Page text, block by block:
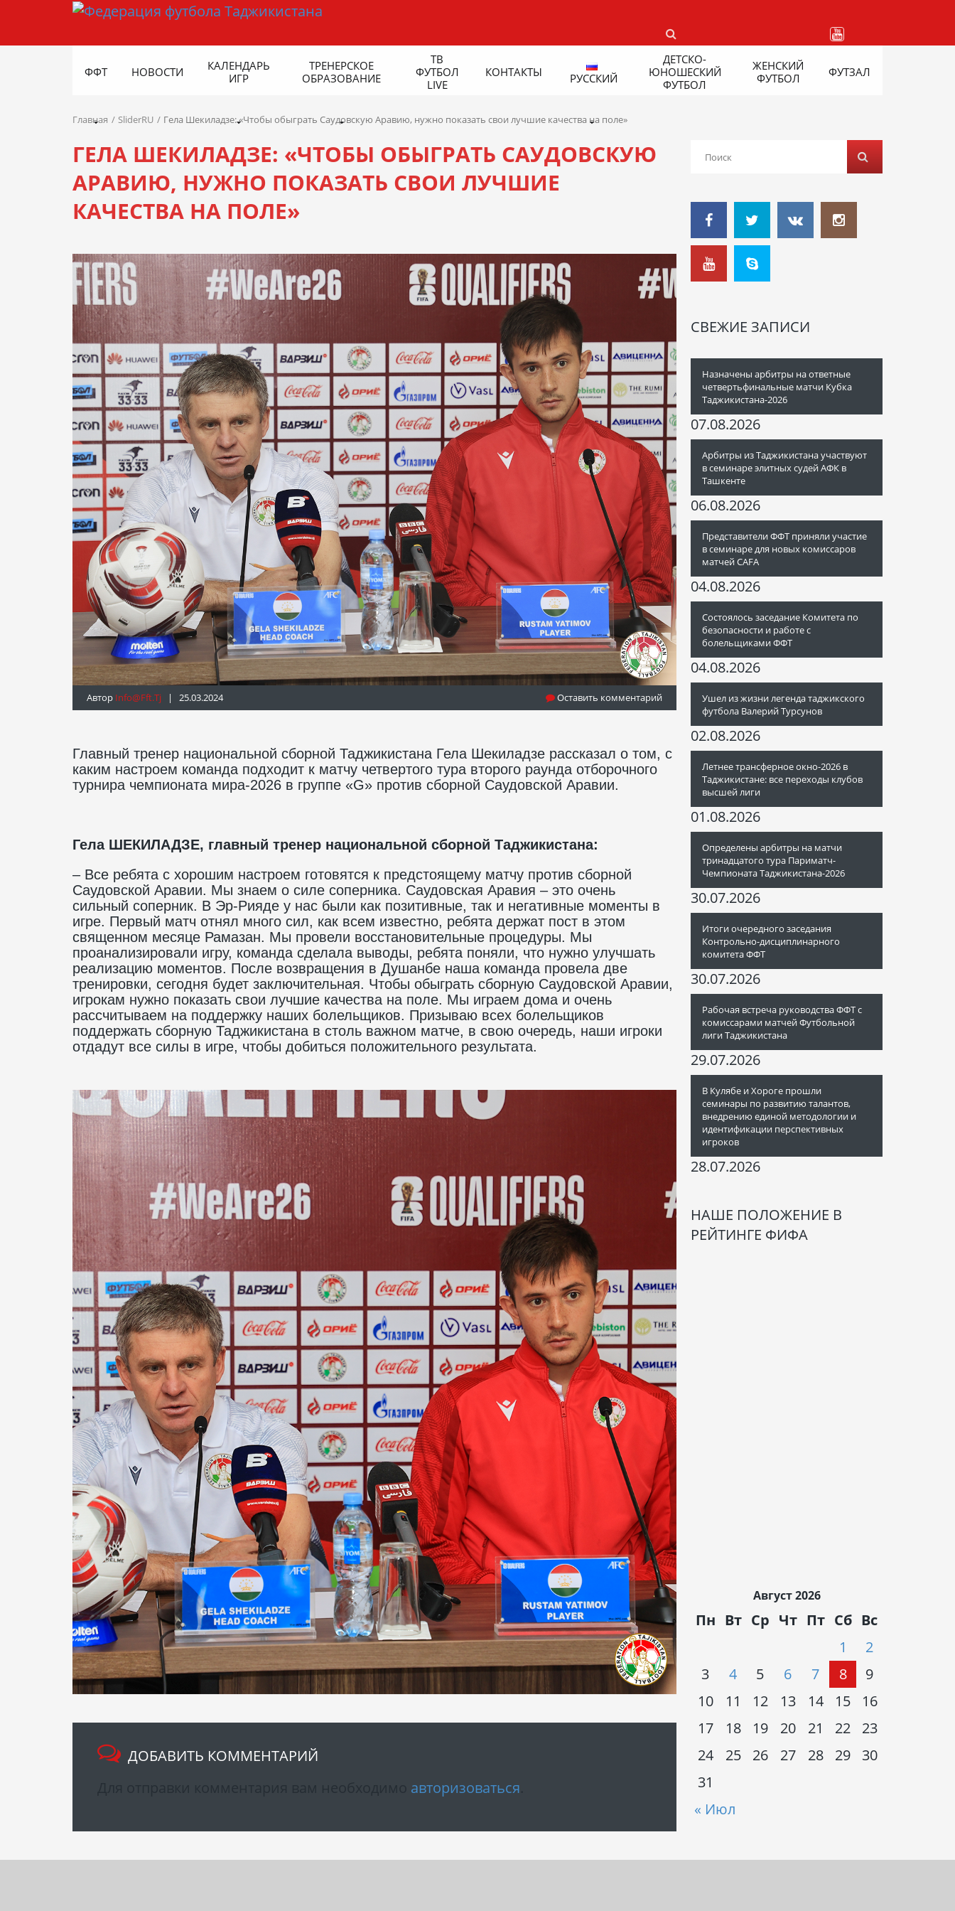
ФФТ НОВОСТИ
КАЛЕНДАРЬ
ИГР
ТРЕНЕРСКОЕ
ОБРАЗОВАНИЕ
ТВ
ФУТБОЛ
LIVE
КОНТАКТЫ РУССКИЙ
ДЕТСКО-
ЮНОШЕСКИЙ
ФУТБОЛ
ЖЕНСКИЙ
ФУТБОЛ
ФУТЗАЛ
Главная SliderRU Гела Шекиладзе: «Чтобы обыграть Саудовскую Аравию, нужно показать свои лучшие качества на поле»
ГЕЛА ШЕКИЛАДЗЕ: «ЧТОБЫ ОБЫГРАТЬ САУДОВСКУЮ
АРАВИЮ, НУЖНО ПОКАЗАТЬ СВОИ ЛУЧШИЕ
КАЧЕСТВА НА ПОЛЕ»
Автор Info@fft.tj | 25.03.2024 Оставить комментарий
Главный тренер национальной сборной Таджикистана Гела Шекиладзе рассказал о том, с
каким настроем команда подходит к матчу четвертого тура второго раунда отборочного
турнира чемпионата мира-2026 в группе «G» против сборной Саудовской Аравии.
Гела ШЕКИЛАДЗЕ, главный тренер национальной сборной Таджикистана:
– Все ребята с хорошим настроем готовятся к предстоящему матчу против сборной
Саудовской Аравии. Мы знаем о силе соперника. Саудовская Аравия – это очень
сильный соперник. В Эр-Рияде у нас были как позитивные, так и негативные моменты в
игре. Первый матч отнял много сил, как всем известно, ребята держат пост в этом
священном месяце Рамазан. Мы провели восстановительные процедуры. Мы
проанализировали игру, команда сделала выводы, ребята поняли, что нужно улучшать
реализацию моментов. После возвращения в Душанбе наша команда провела две
тренировки, сегодня будет заключительная. Чтобы обыграть сборную Саудовской Аравии,
игрокам нужно показать свои лучшие качества на поле. Мы играем дома и очень
рассчитываем на поддержку наших болельщиков. Призываю всех болельщиков
поддержать сборную Таджикистана в столь важном матче, в свою очередь, наши игроки
отдадут все силы в игре, чтобы добиться положительного результата.
ДОБАВИТЬ КОММЕНТАРИЙ
авторизоваться
СВЕЖИЕ ЗАПИСИ
Назначены арбитры на ответные
четвертьфинальные матчи Кубка
Таджикистана-2026
07.08.2026
Арбитры из Таджикистана участвуют
в семинаре элитных судей АФК в
Ташкенте
06.08.2026
Представители ФФТ приняли участие
в семинаре для новых комиссаров
матчей CAFA
04.08.2026
Состоялось заседание Комитета по
безопасности и работе с
болельщиками ФФТ
04.08.2026
Ушел из жизни легенда таджикского
футбола Валерий Турсунов
02.08.2026
Летнее трансферное окно-2026 в
Таджикистане: все переходы клубов
высшей лиги
01.08.2026
Определены арбитры на матчи
тринадцатого тура Париматч-
Чемпионата Таджикистана-2026
30.07.2026
Итоги очередного заседания
Контрольно-дисциплинарного
комитета ФФТ
30.07.2026
Рабочая встреча руководства ФФТ с
комиссарами матчей Футбольной
лиги Таджикистана
29.07.2026
В Кулябе и Хороге прошли
семинары по развитию талантов,
внедрению единой методологии и
идентификации перспективных
игроков
28.07.2026
НАШЕ ПОЛОЖЕНИЕ В
РЕЙТИНГЕ ФИФА
Август 2026
Пн Вт Ср Чт Пт Сб Вс
« Июл
1
2
3
4 5 6 7 8
9
10
11 12 13 14 15
16
17
18 19 20 21 22
23
24
25 26 27 28 29
30
31